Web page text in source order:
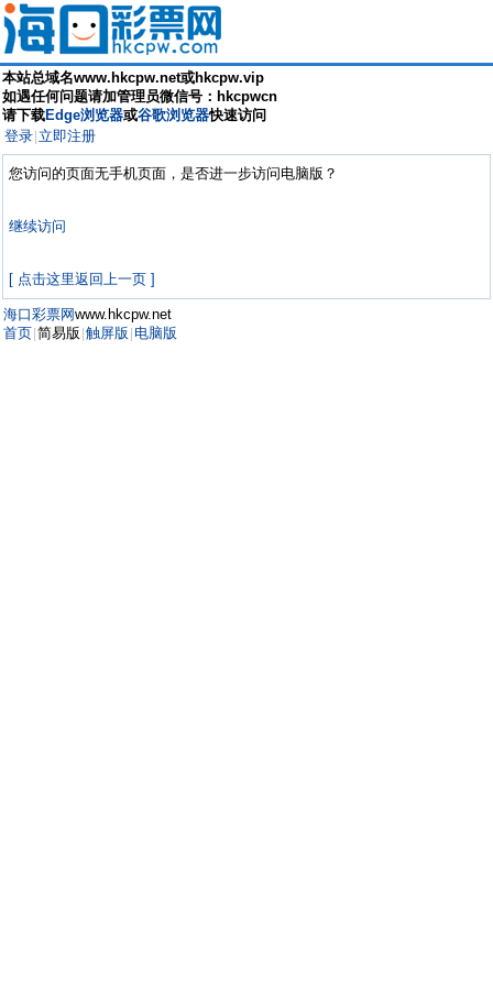
本站总域名www.hkcpw.net或hkcpw.vip
如遇任何问题请加管理员微信号：hkcpwcn
请下载Edge浏览器或谷歌浏览器快速访问
登录 立即注册
您访问的页面无手机页面，是否进一步访问电脑版？
继续访问
[ 点击这里返回上一页 ]
海口彩票网www.hkcpw.net
首页 简易版 触屏版 电脑版